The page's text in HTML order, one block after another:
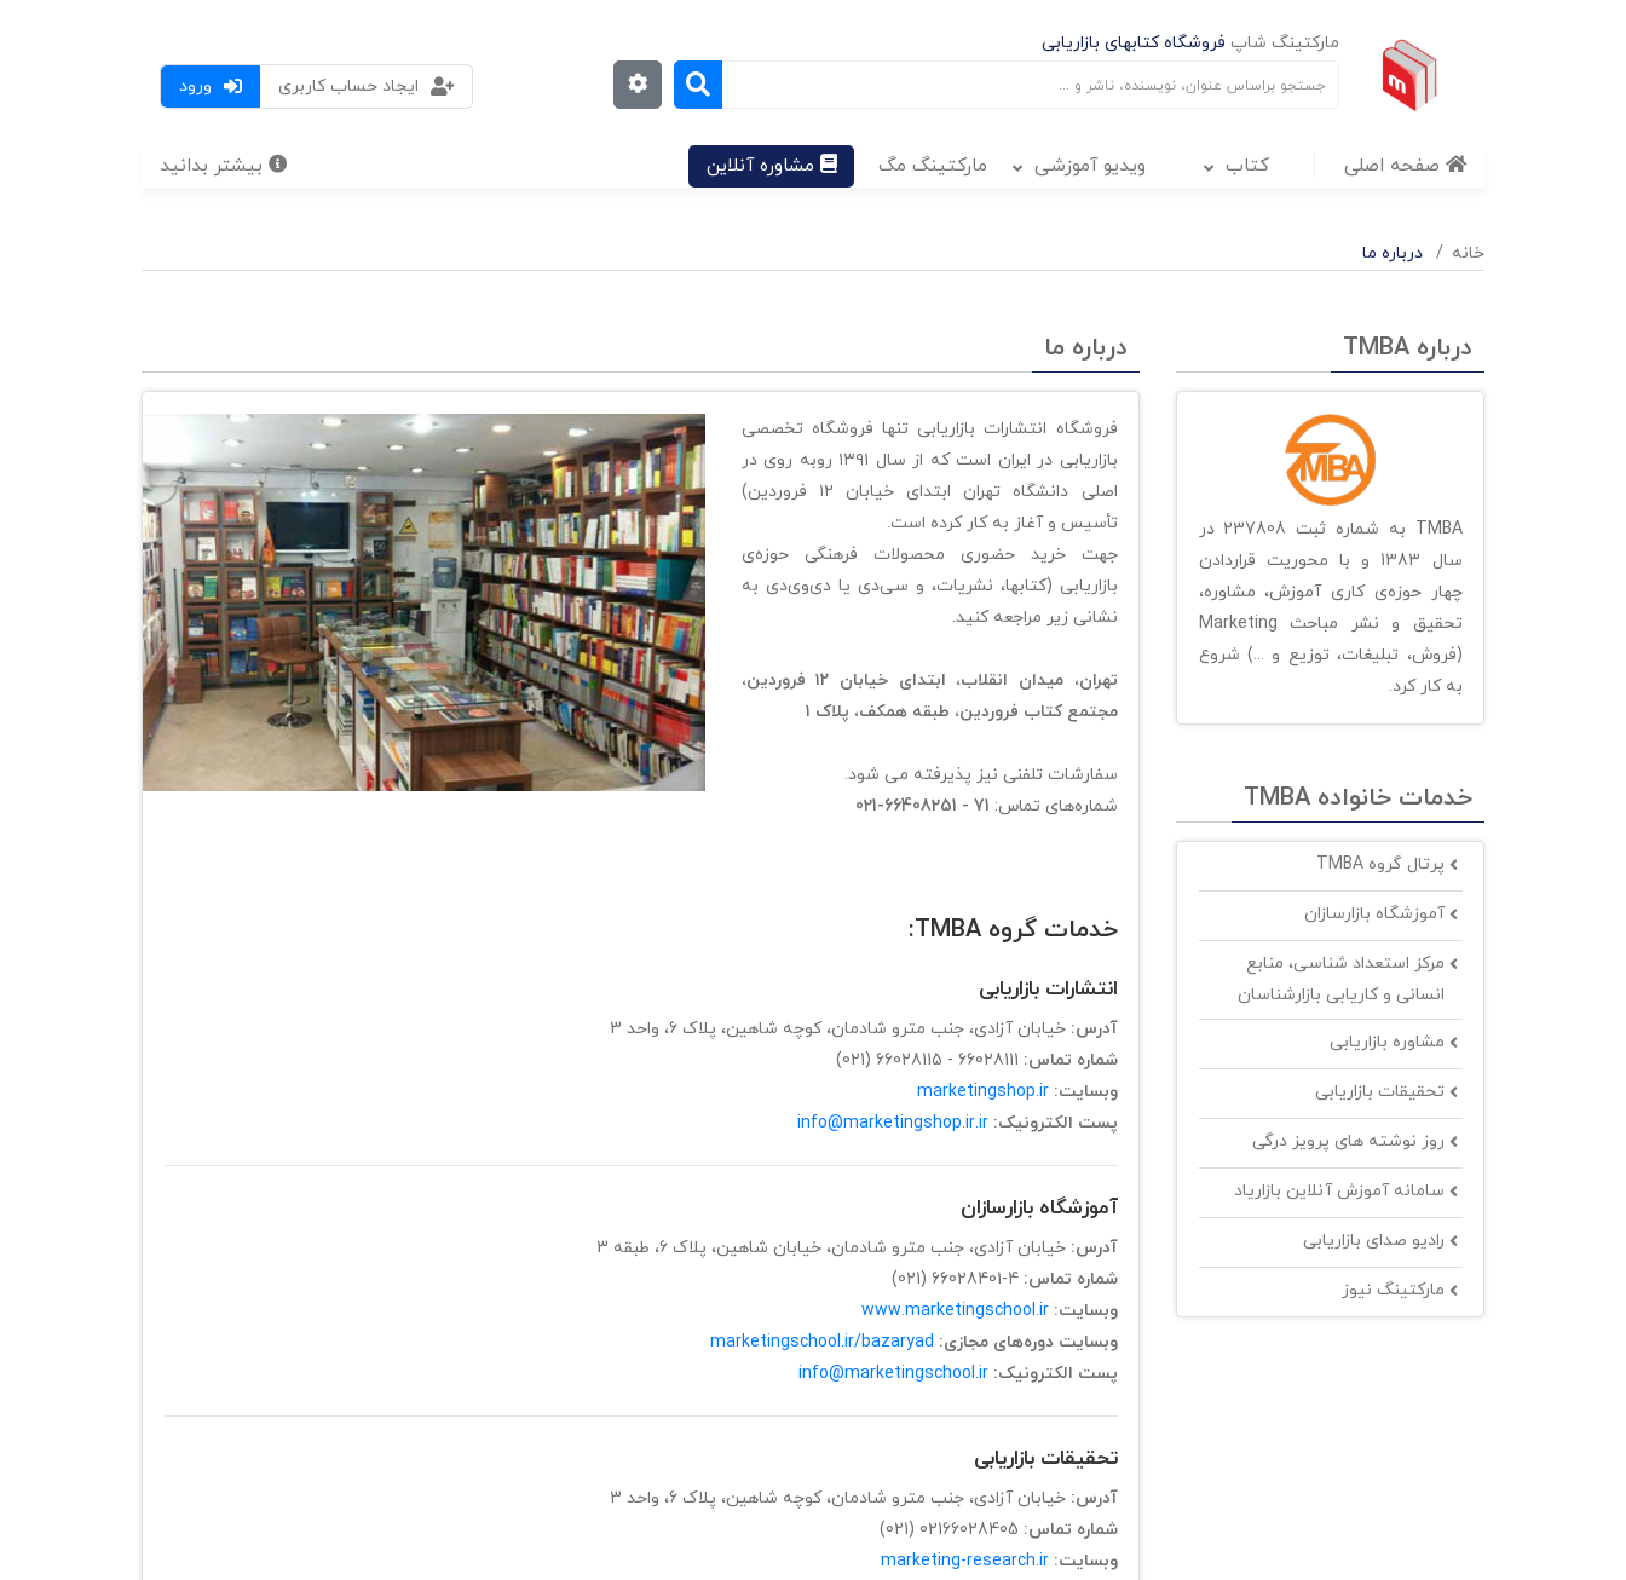
مارکتینگ شاپ فروشگاه کتابهای بازاریابی
ورود
ایجاد حساب کاربری
صفحه اصلی کتاب ویدیو آموزشی مارکتینگ مگ مشاوره آنلاین بیشتر بدانید
خانه درباره ما
درباره ما
فروشگاه انتشارات بازاریابی تنها فروشگاه تخصصی
بازاریابی در ایران است که از سال ۱۳۹۱ روبه روی در
اصلی دانشگاه تهران ابتدای خیابان ۱۲ فروردین)
تأسیس و آغاز به کار کرده است.
جهت خرید حضوری محصولات فرهنگی حوزه‌ی
بازاریابی (کتابها، نشریات، و سی‌دی یا دی‌وی‌دی به
نشانی زیر مراجعه کنید.
تهران، میدان انقلاب، ابتدای خیابان ۱۲ فروردین،
مجتمع کتاب فروردین، طبقه همکف، پلاک ۱
سفارشات تلفنی نیز پذیرفته می شود.
شماره‌های تماس: 021-66408251 - 71
خدمات گروه TMBA:
انتشارات بازاریابی
آدرس: خیابان آزادی، جنب مترو شادمان، کوچه شاهین، پلاک 6، واحد 3
شماره تماس: (021) 66028115 - 66028111
وبسایت: marketingshop.ir
پست الکترونیک: info@marketingshop.ir.ir
آموزشگاه بازارسازان
آدرس: خیابان آزادی، جنب مترو شادمان، خیابان شاهین، پلاک 6، طبقه 3
شماره تماس: (021) 66028401-4
وبسایت: www.marketingschool.ir
وبسایت دوره‌های مجازی: marketingschool.ir/bazaryad
پست الکترونیک: info@marketingschool.ir
تحقیقات بازاریابی
آدرس: خیابان آزادی، جنب مترو شادمان، کوچه شاهین، پلاک 6، واحد 3
شماره تماس: (021) 02166028405
وبسایت: marketing-research.ir
درباره TMBA
TMBA به شماره ثبت 237808 در
سال 1383 و با محوریت قراردادن
چهار حوزه‌ی کاری آموزش، مشاوره،
تحقیق و نشر مباحث Marketing
(فروش، تبلیغات، توزیع و ...) شروع
به کار کرد.
خدمات خانواده TMBA
پرتال گروه TMBA
آموزشگاه بازارسازان
مرکز استعداد شناسی، منابع
انسانی و کاریابی بازارشناسان
مشاوره بازاریابی
تحقیقات بازاریابی
روز نوشته های پرویز درگی
سامانه آموزش آنلاین بازاریاد
رادیو صدای بازاریابی
مارکتینگ نیوز